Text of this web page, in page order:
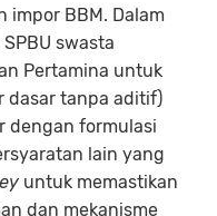
impor BBM. Dalam
swasta
Pertamina untuk
dasar tanpa aditif)
dengan formulasi
lain yang
untuk memastikan
dan mekanisme